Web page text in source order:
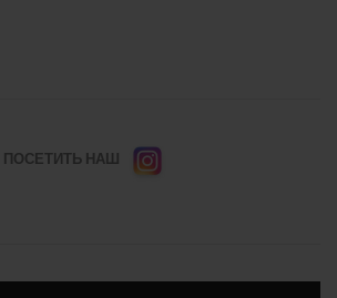
ПОСЕТИТЬ НАШ